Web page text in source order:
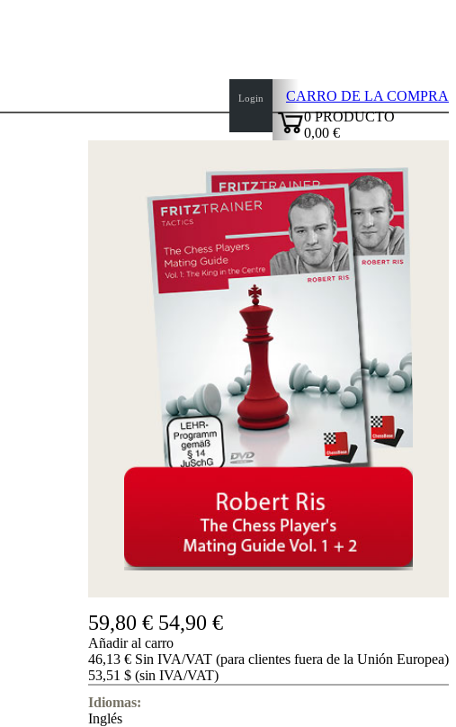
Login
CARRO DE LA COMPRA
0PRODUCTO
0,00 €
59,80 € 54,90 €
Añadir al carro
46,13 € Sin IVA/VAT (para clientes fuera de la Unión Europea)
53,51 $ (sin IVA/VAT)
Idiomas:
Inglés
top
page
Inicio
Novedades
Autores
Aperturas
Credenciales
nosotros
FAQ
licencias
Accessibility
Cookies
Management
Compliance
Chessbase
Accounts
Suscripción
Programas